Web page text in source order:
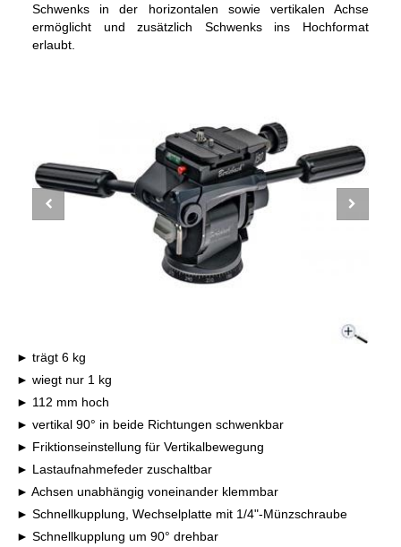
Schwenks in der horizontalen sowie vertikalen Achse
ermöglicht und zusätzlich Schwenks ins Hochformat
erlaubt.
trägt 6 kg
wiegt nur 1 kg
112 mm hoch
vertikal 90° in beide Richtungen schwenkbar
Friktionseinstellung für Vertikalbewegung
Lastaufnahmefeder zuschaltbar
Achsen unabhängig voneinander klemmbar
Schnellkupplung, Wechselplatte mit 1/4"-Münzschraube
Schnellkupplung um 90° drehbar